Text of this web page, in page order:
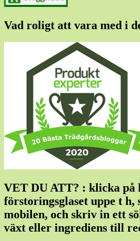
Vad roligt att vara med i
VET DU ATT? : klicka på
förstoringsglaset uppe t h,
mobilen, och skriv in ett
växt eller ingrediens till